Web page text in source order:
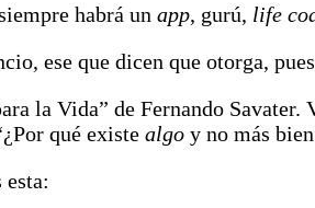
habrá un app, gurú, life
ese que dicen que otorga,
la Vida” de Fernando
qué existe algo y no más bien